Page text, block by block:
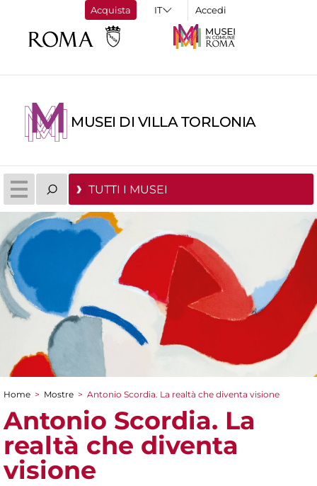
Acquista Accedi
MUSEI DI VILLA TORLONIA
TUTTI I MUSEI
Tu sei qui
Home > Mostre > Antonio Scordia. La realtà che diventa visione
Antonio Scordia. La
realtà che diventa
visione